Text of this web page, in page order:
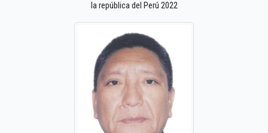
la república del Perú 2022